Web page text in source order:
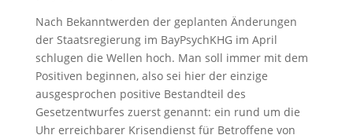
Nach Bekanntwerden der geplanten Änderungen
der Staatsregierung im BayPsychKHG im April
schlugen die Wellen hoch. Man soll immer mit dem
Positiven beginnen, also sei hier der einzige
ausgesprochen positive Bestandteil des
Gesetzentwurfes zuerst genannt: ein rund um die
Uhr erreichbarer Krisendienst für Betroffene von